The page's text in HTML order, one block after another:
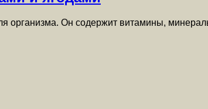
организма. Он содержит витамины,